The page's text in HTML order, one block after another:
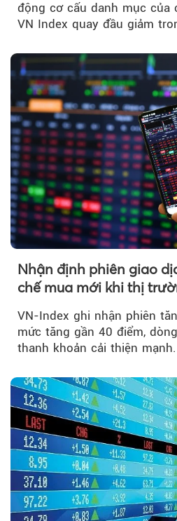
động cơ cấu danh mục của
VN Index quay đầu giảm
Nhận định phiên giao
chế mua mới khi thị
VN-Index ghi nhận phiên
mức tăng gần 40 điểm,
thanh khoản cải thiện